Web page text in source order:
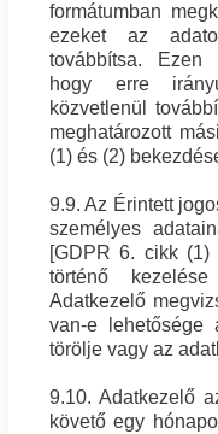
formátumban
ezeket az
továbbítsa. Ezen
hogy erre
közvetlenül
meghatározott
(1) és (2)
9.9. Az Érintett
személyes
[GDPR 6. cikk (1)
történő
Adatkezelő
van-e lehetősége
törölje vagy az
9.10. Adatkezelő
követő egy